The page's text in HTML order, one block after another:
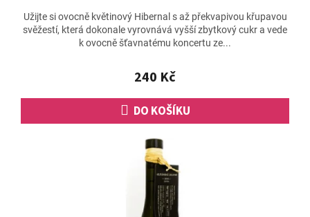
240 Kč
DO KOŠÍKU
Užijte si ovocně květinový Hibernal s až překvapivou křupavou
svěžestí, která dokonale vyrovnává vyšší zbytkový cukr a vede
k ovocně šťavnatému koncertu ze...